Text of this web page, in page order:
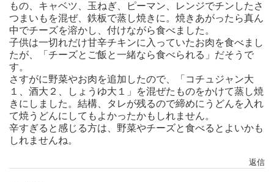
もの、キャベツ、玉ねぎ、ピーマン、レンジでチンしたさ
つまいもを混ぜ、鉄板で蒸し焼きに。焼きあがったら真ん
中でチーズを溶かし、付けながら食べました。
子供は一切れだけ甘辛チキンに入っていたお肉を食べまし
たが、「チーズとご飯と一緒なら食べられる」だそうで
す。
さすがに野菜やお肉を追加したので、「コチュジャン大
１、酒大２、しょうゆ大１」を混ぜたものをかけて蒸し焼
きにしました。結構、タレが残るので締めにうどんを入れ
て焼うどんにしてもよかったかもしれません。
辛すぎると感じる方は、野菜やチーズと食べるとよいかも
しれませんね。
返信